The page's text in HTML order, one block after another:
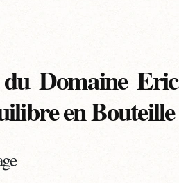
Domaine Eric
en Bouteille